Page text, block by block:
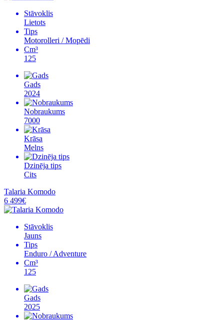
Stāvoklis
Lietots
Tips
Motorolleri / Mopēdi
Cm³
125
Gads
2024
Nobraukums
7000
Krāsa
Melns
Dzinēja tips
Cits
Talaria Komodo
6 499€
Stāvoklis
Jauns
Tips
Enduro / Adventure
Cm³
125
Gads
2025